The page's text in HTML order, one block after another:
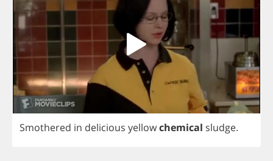
Smothered in delicious yellowchemical sludge.